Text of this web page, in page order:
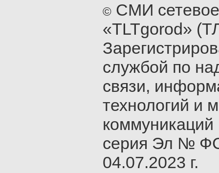
© СМИ
«TLTgorod»
службой по
связи,
технологий и
серия Эл №
04.07.2023 г.